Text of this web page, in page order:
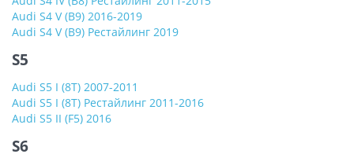
Audi S4 V (B9) 2016-2019
Audi S4 V (B9) Рестайлинг 2019
S5
Audi S5 I (8T) 2007-2011
Audi S5 I (8T) Рестайлинг 2011-2016
Audi S5 II (F5) 2016
S6